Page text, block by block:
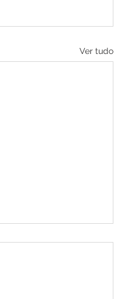
Ver tudo